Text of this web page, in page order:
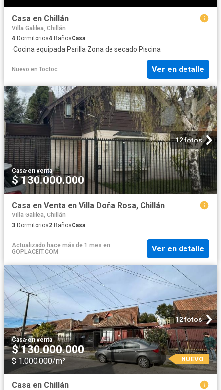
Casa en Chillán
Villa Galilea, Chillán
4 Dormitorios4 BañosCasa
·Cocina equipada·Parilla·Zona de secado·Piscina
Nuevo en Toctoc Ver en detalle
12 fotos
Casa·en venta
$ 130.000.000
Casa en Venta en Villa Doña Rosa, Chillán
Villa Galilea, Chillán
3 Dormitorios2 BañosCasa
Actualizado hace más de 1 mes en
GOPLACEIT.COM
Ver en detalle
12 fotos
Casa·en venta
$ 130.000.000
$ 1.000.000/m² NUEVO
Casa en Chillán